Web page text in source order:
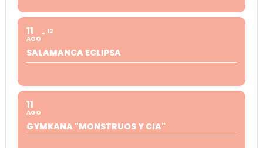
11
AGO
12
SALAMANCA ECLIPSA
11
AGO
GYMKANA "MONSTRUOS Y CIA"